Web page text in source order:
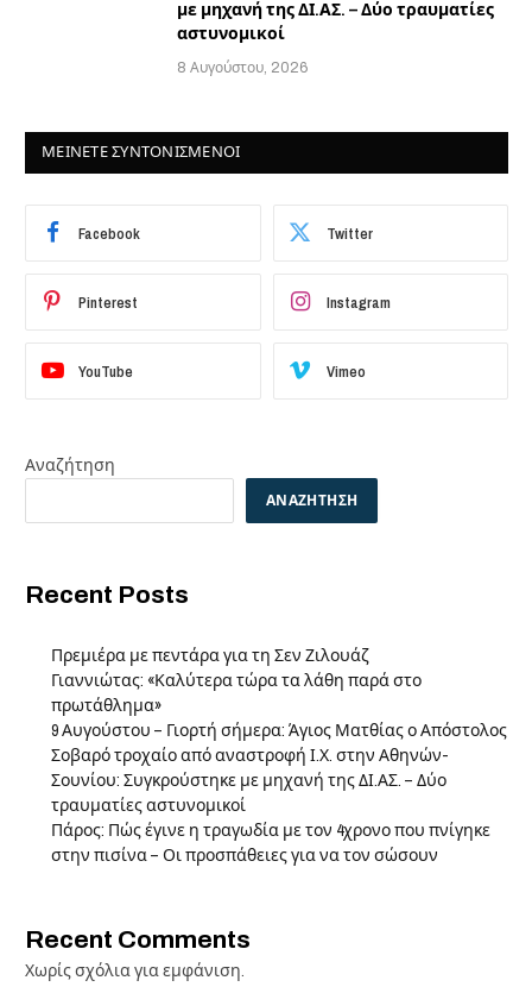
με μηχανή της ΔΙ.ΑΣ. – Δύο τραυματίες
αστυνομικοί
8 Αυγούστου, 2026
ΜΕΙΝΕΤΕ ΣΥΝΤΟΝΙΣΜΕΝΟΙ
Facebook Twitter
Pinterest Instagram
YouTube Vimeo
Αναζήτηση
ΑΝΑΖΉΤΗΣΗ
Recent Posts
Πρεμιέρα με πεντάρα για τη Σεν Ζιλουάζ
Γιαννιώτας: «Καλύτερα τώρα τα λάθη παρά στο
πρωτάθλημα»
9 Αυγούστου – Γιορτή σήμερα: Άγιος Ματθίας ο Απόστολος
Σοβαρό τροχαίο από αναστροφή Ι.Χ. στην Αθηνών-
Σουνίου: Συγκρούστηκε με μηχανή της ΔΙ.ΑΣ. – Δύο
τραυματίες αστυνομικοί
Πάρος: Πώς έγινε η τραγωδία με τον 4χρονο που πνίγηκε
στην πισίνα – Οι προσπάθειες για να τον σώσουν
Recent Comments
Χωρίς σχόλια για εμφάνιση.